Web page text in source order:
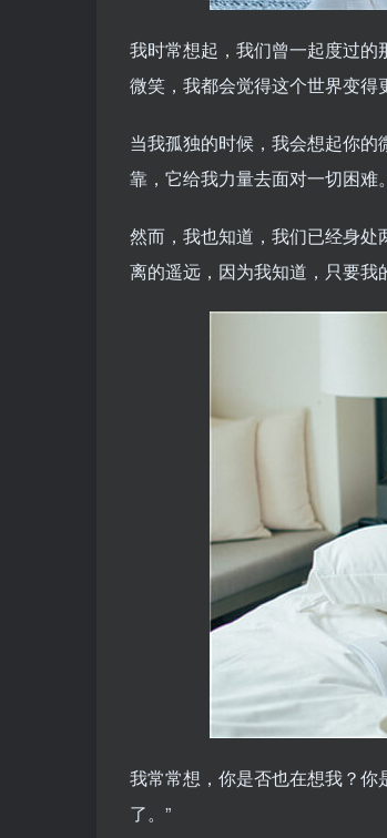
我时常想起，我们曾一起度过
微笑，我都会觉得这个世界变得
当我孤独的时候，我会想起你
靠，它给我力量去面对一切困难。
然而，我也知道，我们已经身
离的遥远，因为我知道，只要我
我常常想，你是否也在想我？
了。”